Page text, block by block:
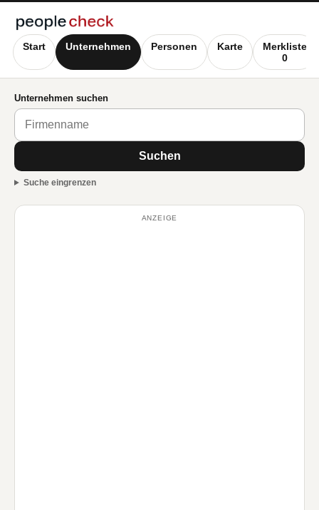
Start Unternehmen Personen Karte
Merkliste
0
Unternehmen suchen
Suchen
Suche eingrenzen
ANZEIGE